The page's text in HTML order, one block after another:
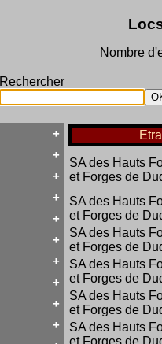
Nombre
Rechercher
SA des Hauts
et Forges de
SA des Hauts
et Forges de
SA des Hauts
et Forges de
SA des Hauts
et Forges de
SA des Hauts
et Forges de
SA des Hauts